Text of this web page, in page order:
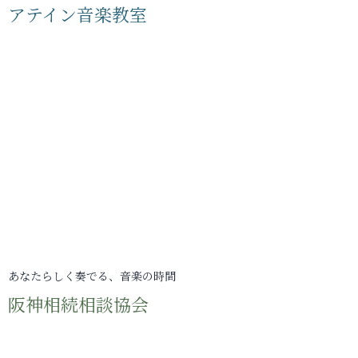
アテイン音楽教室
あなたらしく奏でる、音楽の時間
阪神相続相談協会